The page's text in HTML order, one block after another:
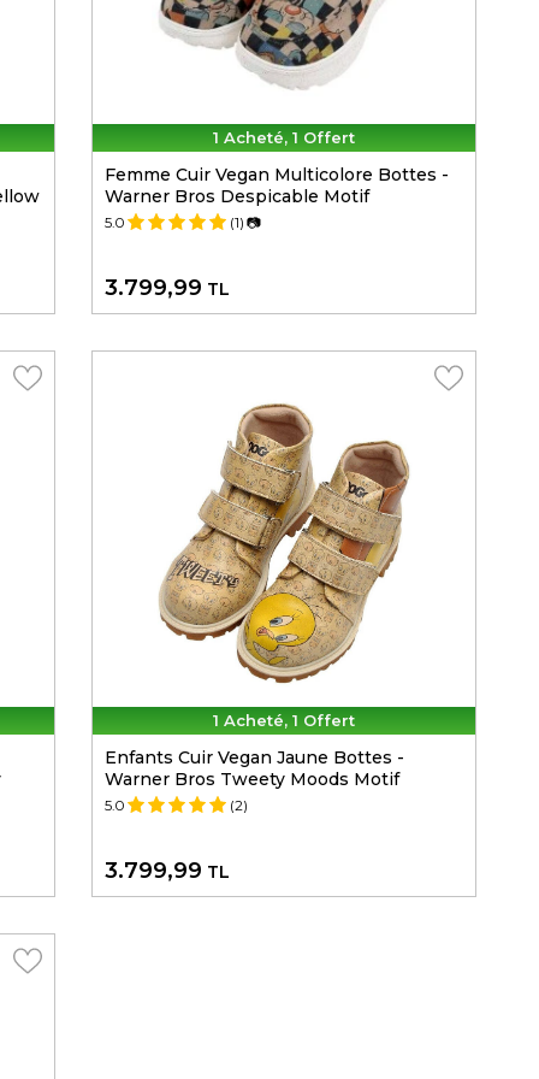
1 Acheté, 1 Offert
Femme Cuir Vegan Multicolore Bottes -
Warner Bros Despicable Motif
5.0 (1) 📷
3.799,99 TL
1 Acheté, 1 Offert
Enfants Cuir Vegan Jaune Bottes -
Warner Bros Tweety Moods Motif
5.0 (2)
3.799,99 TL